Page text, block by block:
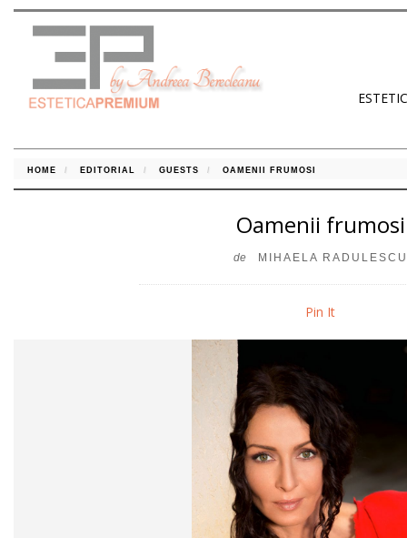
HOME EDITORIAL GUESTS OAMENII FRUMOSI
Oamenii frumosi
de MIHAELA RADULESCU
Pin It